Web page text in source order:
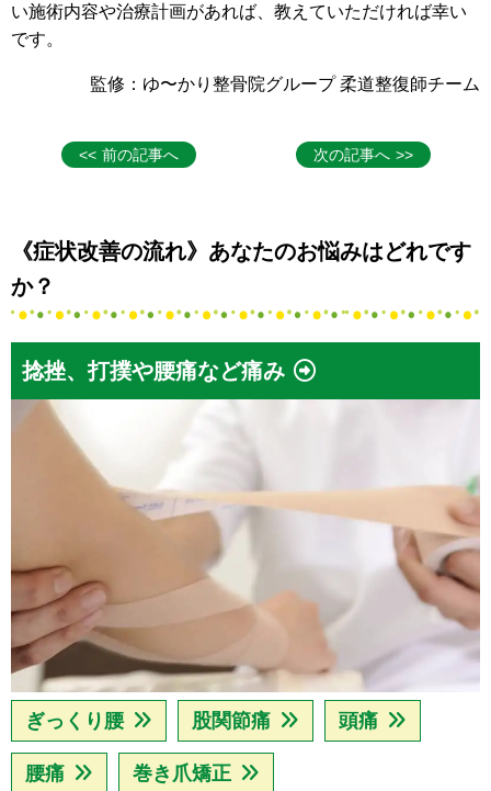
い施術内容や治療計画があれば、教えていただければ幸い
です。
監修：ゆ〜かり整骨院グループ 柔道整復師チーム
前の記事へ 次の記事へ
《症状改善の流れ》あなたのお悩みはどれです
か？
捻挫、打撲や腰痛など痛み
ぎっくり腰 股関節痛 頭痛
腰痛 巻き爪矯正